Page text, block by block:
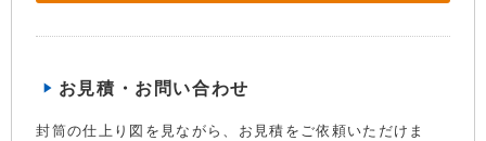
お見積・お問い合わせ
封筒の仕上り図を見ながら、お見積をご依頼いただけま